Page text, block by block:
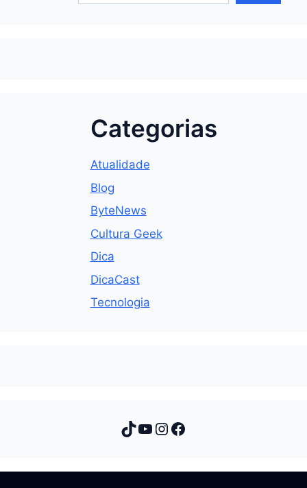
Categorias
Atualidade
Blog
ByteNews
Cultura Geek
Dica
DicaCast
Tecnologia
TikTok
Youtube
Instagram
Facebook